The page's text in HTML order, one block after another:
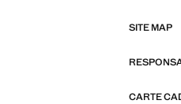
SITE MAP
CARTE